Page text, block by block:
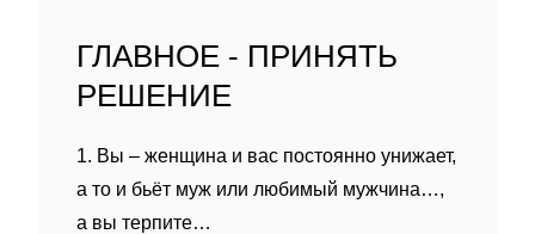
ГЛАВНОЕ - ПРИНЯТЬ
РЕШЕНИЕ
1. Вы – женщина и вас постоянно унижает,
а то и бьёт муж или любимый мужчина…,
а вы терпите…